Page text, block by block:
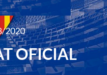
2020
OFICIAL